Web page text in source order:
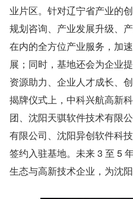
业片区。针对辽宁省产业的
规划咨询、产业发展升级、
在内的全方位产业服务，加
展；同时，基地还会为企业
资源助力、企业人才成长、
揭牌仪式上，中科兴航高新
团、沈阳天骐软件技术有限
有限公司、沈阳异创软件科
签约入驻基地。未来 3 至 5
生态与高新技术企业，为沈